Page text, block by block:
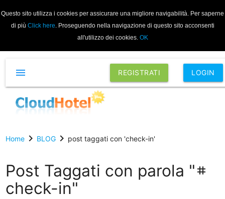
Questo sito utilizza i cookies per assicurare una migliore navigabilità. Per saperne
di più Click here. Proseguendo nella navigazione di questo sito acconsenti
all'utilizzo dei cookies. OK
REGISTRATI LOGIN
menu
Homechevron_right BLOGchevron_right post taggati con 'check-in'
Post Taggati con parola " tag
check-in"